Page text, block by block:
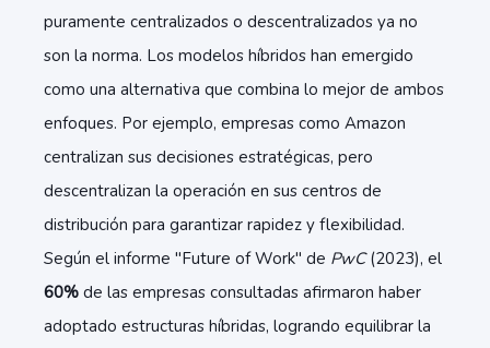
puramente centralizados o descentralizados ya no
son la norma. Los modelos híbridos han emergido
como una alternativa que combina lo mejor de ambos
enfoques. Por ejemplo, empresas como Amazon
centralizan sus decisiones estratégicas, pero
descentralizan la operación en sus centros de
distribución para garantizar rapidez y flexibilidad.
Según el informe "Future of Work" de PwC(2023), el
60% de las empresas consultadas afirmaron haber
adoptado estructuras híbridas, logrando equilibrar la